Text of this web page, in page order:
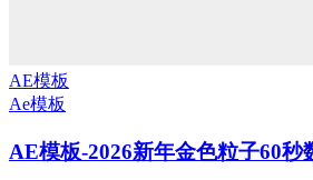
AE模板
Ae模板
AE模板-2026新年金色粒子60秒